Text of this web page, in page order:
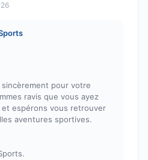
pour votre
ravis que vous ayez
espérons vous retrouver
aventures sportives.